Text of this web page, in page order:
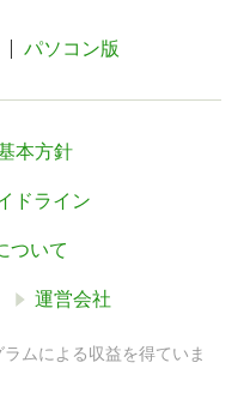
パソコン版
本方針
ドライン
ついて
運営会社
ムによる収益を得ていま